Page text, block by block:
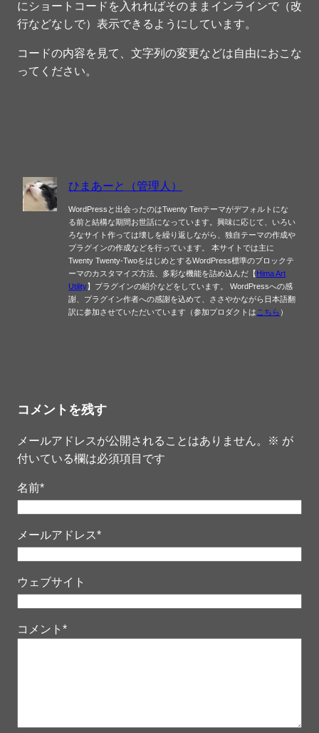
にショートコードを入れればそのままインラインで（改
行などなしで）表示できるようにしています。
コードの内容を見て、文字列の変更などは自由におこな
ってください。
ひまあーと（管理人）
WordPressと出会ったのはTwenty Tenテーマがデフォルトにな
る前と結構な期間お世話になっています。興味に応じて、いろい
ろなサイト作っては壊しを繰り返しながら、独自テーマの作成や
プラグインの作成などを行っています。 本サイトでは主に
Twenty Twenty-TwoをはじめとするWordPress標準のブロックテ
ーマのカスタマイズ方法、多彩な機能を詰め込んだ【 Hima Art
Utility】プラグインの紹介などをしています。 WordPressへの感
謝、プラグイン作者への感謝を込めて、ささやかながら日本語翻
訳に参加させていただいています（参加プロダクトは こちら ）
コメントを残す
メールアドレスが公開されることはありません。 ※ が
付いている欄は必須項目です
名前*
メールアドレス*
ウェブサイト
コメント *